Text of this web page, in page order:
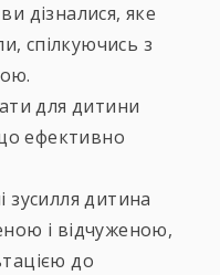
дізналися, яке
спілкуючись з
для дитини
ефективно
дитина
і відчуженою,
до